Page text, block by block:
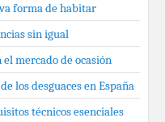
forma de habitar
sin igual
mercado de ocasión
los desguaces en España
técnicos esenciales